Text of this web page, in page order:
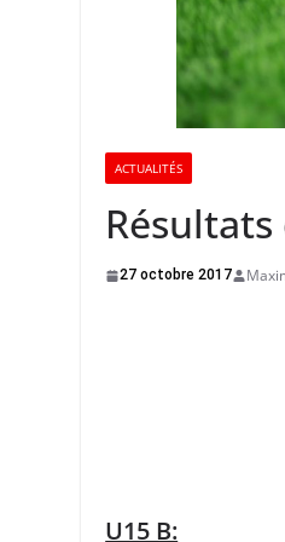
ACTUALITÉS
27 octobre 2017
U15 B: